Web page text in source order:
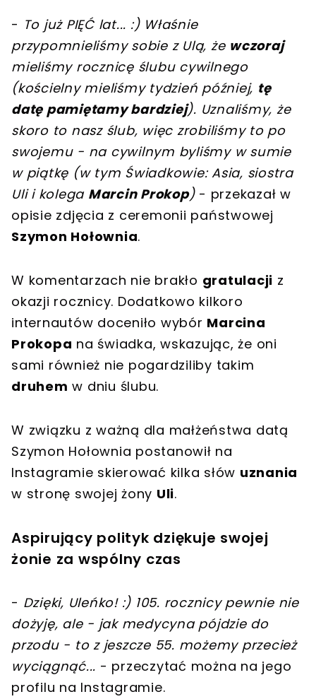
- To już PIĘĆ lat... :) Właśnie
przypomnieliśmy sobie z Ulą, że wczoraj
mieliśmy rocznicę ślubu cywilnego
(kościelny mieliśmy tydzień później, tę
datę pamiętamy bardziej). Uznaliśmy, że
skoro to nasz ślub, więc zrobiliśmy to po
swojemu - na cywilnym byliśmy w sumie
w piątkę (w tym Świadkowie: Asia, siostra
Uli i kolega Marcin Prokop)- przekazał w
opisie zdjęcia z ceremonii państwowej
Szymon Hołownia.
W komentarzach nie brakło gratulacji z
okazji rocznicy. Dodatkowo kilkoro
internautów doceniło wybór Marcina
Prokopa na świadka, wskazując, że oni
sami również nie pogardziliby takim
druhem w dniu ślubu.
W związku z ważną dla małżeństwa datą
Szymon Hołownia postanowił na
Instagramie skierować kilka słów uznania
w stronę swojej żony Uli.
Aspirujący polityk dziękuje swojej
żonie za wspólny czas
- Dzięki, Uleńko! :) 105. rocznicy pewnie nie
dożyję, ale - jak medycyna pójdzie do
przodu - to z jeszcze 55. możemy przecież
wyciągnąć... - przeczytać można na jego
profilu na Instagramie.